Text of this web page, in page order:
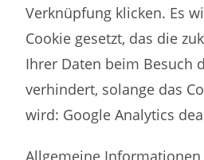
Verknüpfung klicken. Es
Cookie gesetzt, das die
Ihrer Daten beim Besuch
verhindert, solange das
wird: Google Analytics
Allgemeine Informationen